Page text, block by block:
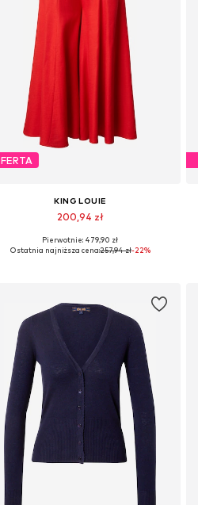
KING LOUIE
200,94 zł
Dostępne rozmiary: 34, 36, 38, 40, 42, 44
Pierwotnie: 479,90 zł
Ostatnia najniższa cena:257,94 zł-22%